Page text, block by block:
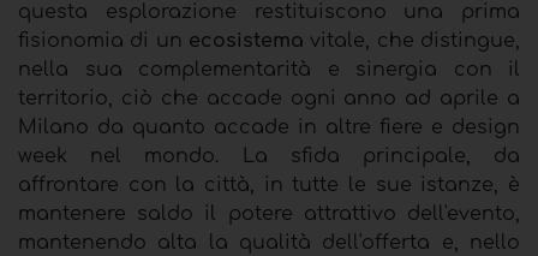
questa esplorazione restituiscono una prima
fisionomia di un ecosistema vitale, che distingue,
nella sua complementarità e sinergia con il
territorio, ciò che accade ogni anno ad aprile a
Milano da quanto accade in altre fiere e design
week nel mondo. La sfida principale, da
affrontare con la città, in tutte le sue istanze, è
mantenere saldo il potere attrattivo dell'evento,
mantenendo alta la qualità dell'offerta e, nello